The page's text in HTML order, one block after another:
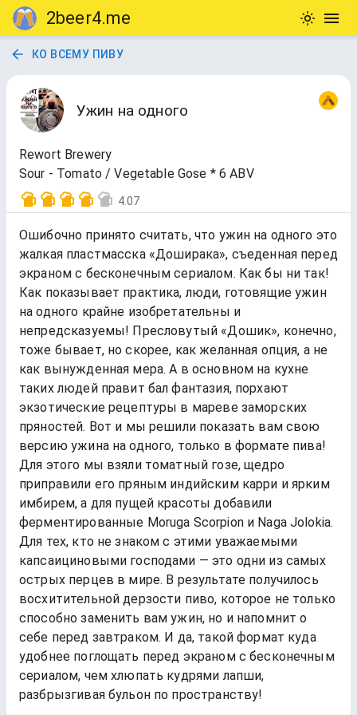
2beer4.me
КО ВСЕМУ ПИВУ
Ужин на одного
Rewort Brewery
Sour - Tomato / Vegetable Gose * 6 ABV
4.07
Ошибочно принято считать, что ужин на одного это
жалкая пластмасска «Доширака», съеденная перед
экраном с бесконечным сериалом. Как бы ни так!
Как показывает практика, люди, готовящие ужин
на одного крайне изобретательны и
непредсказуемы! Пресловутый «Дошик», конечно,
тоже бывает, но скорее, как желанная опция, а не
как вынужденная мера. А в основном на кухне
таких людей правит бал фантазия, порхают
экзотические рецептуры в мареве заморских
пряностей. Вот и мы решили показать вам свою
версию ужина на одного, только в формате пива!
Для этого мы взяли томатный гозе, щедро
приправили его пряным индийским карри и ярким
имбирем, а для пущей красоты добавили
ферментированные Moruga Scorpion и Naga Jolokia.
Для тех, кто не знаком с этими уважаемыми
капсаициновыми господами — это одни из самых
острых перцев в мире. В результате получилось
восхитительной дерзости пиво, которое не только
способно заменить вам ужин, но и напомнит о
себе перед завтраком. И да, такой формат куда
удобнее поглощать перед экраном с бесконечным
сериалом, чем хлюпать кудрями лапши,
разбрызгивая бульон по пространству!